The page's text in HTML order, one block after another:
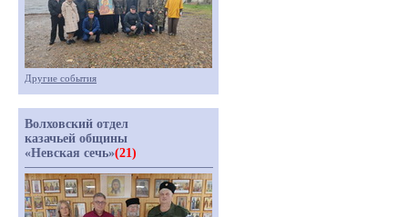
Другие события
Волховский отдел
казачьей общины
«Невская сечь»(21)